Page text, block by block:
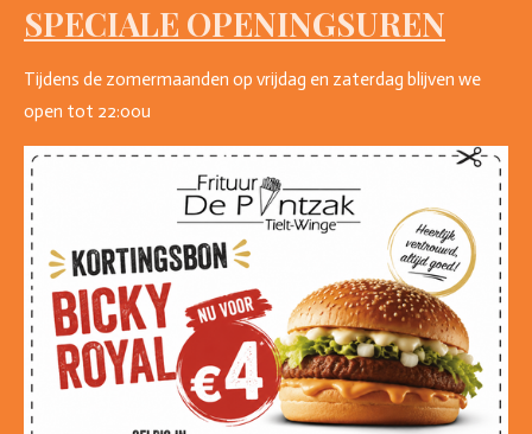
SPECIALE OPENINGSUREN
Tijdens de zomermaanden op vrijdag en zaterdag blijven we
open tot 22:00u